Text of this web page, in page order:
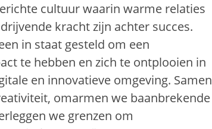
cultuur waarin warme relaties
kracht zijn achter succes.
in staat gesteld om een
te hebben en zich te ontplooien in
en innovatieve omgeving. Samen
omarmen we baanbrekende
we grenzen om